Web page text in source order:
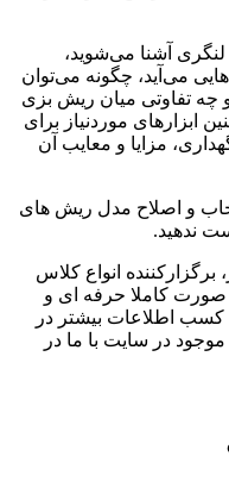
لنگری آشنا می‌شوید،
می‌آید، چگونه می‌توان
چه تفاوتی میان ریش بزی
ابزارهای موردنیاز برای
مزایا و معایب آن
و اصلاح مدل ریش های
ندهید.
برگزارکننده انواع کلاس
صورت کاملا حرفه ای و
اطلاعات بیشتر در
در سایت با ما در